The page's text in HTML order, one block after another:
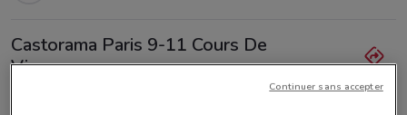
Castorama Paris 9-11 Cours De
Vincennes
Continuer sans accepter